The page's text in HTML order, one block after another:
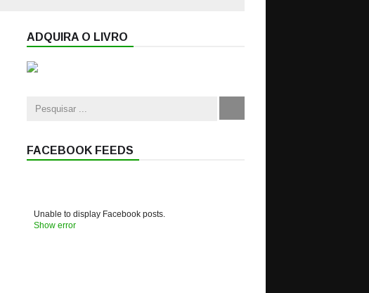
ADQUIRA O LIVRO
FACEBOOK FEEDS
Unable to display Facebook posts.
Show error